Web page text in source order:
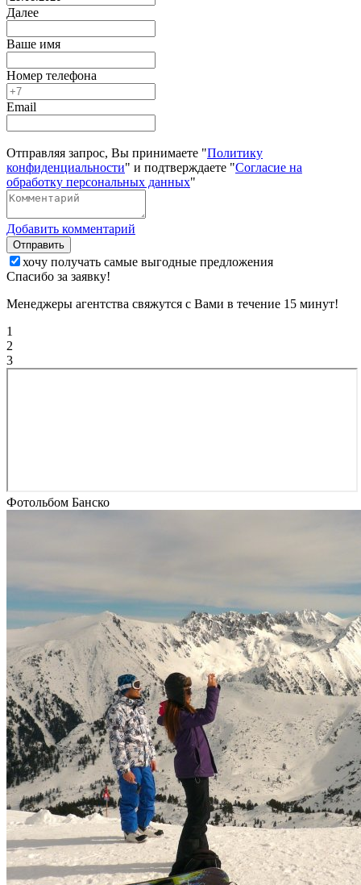
Далее
Ваше имя
Номер телефона
Email
Отправляя запрос, Вы принимаете "Политику
конфиденциальности" и подтверждаете "Согласие на
обработку персональных данных"
Добавить комментарий
Отправить
хочу получать самые выгодные предложения
Спасибо за заявку!
Менеджеры агентства свяжутся с Вами в течение 15 минут!
1
2
3
Фотольбом Банско